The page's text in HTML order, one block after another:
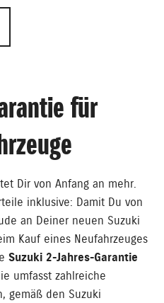
für
Dir von Anfang an mehr.
inklusive: Damit Du von
an Deiner neuen Suzuki
Kauf eines Neufahrzeuges
Suzuki 2-Jahres-Garantie
umfasst zahlreiche
gemäß den Suzuki